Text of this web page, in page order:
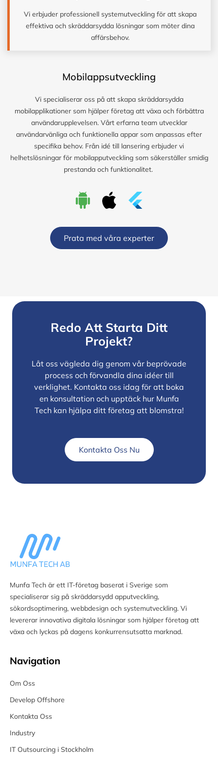
Vi erbjuder professionell systemutveckling för att skapa
effektiva och skräddarsydda lösningar som möter dina
affärsbehov.
Mobilappsutveckling
Vi specialiserar oss på att skapa skräddarsydda
mobilapplikationer som hjälper företag att växa och förbättra
användarupplevelsen. Vårt erfarna team utvecklar
användarvänliga och funktionella appar som anpassas efter
specifika behov. Från idé till lansering erbjuder vi
helhetslösningar för mobilapputveckling som säkerställer smidig
prestanda och funktionalitet.
Prata med våra experter
Redo Att Starta Ditt
Projekt?
Låt oss vägleda dig genom vår beprövade
process och förvandla dina idéer till
verklighet. Kontakta oss idag för att boka
en konsultation och upptäck hur Munfa
Tech kan hjälpa ditt företag att blomstra!
Kontakta Oss Nu
Munfa Tech är ett IT-företag baserat i Sverige som
specialiserar sig på skräddarsydd apputveckling,
sökordsoptimering, webbdesign och systemutveckling. Vi
levererar innovativa digitala lösningar som hjälper företag att
växa och lyckas på dagens konkurrensutsatta marknad.
Navigation
Om Oss
Develop Offshore
Kontakta Oss
Industry
IT Outsourcing i Stockholm